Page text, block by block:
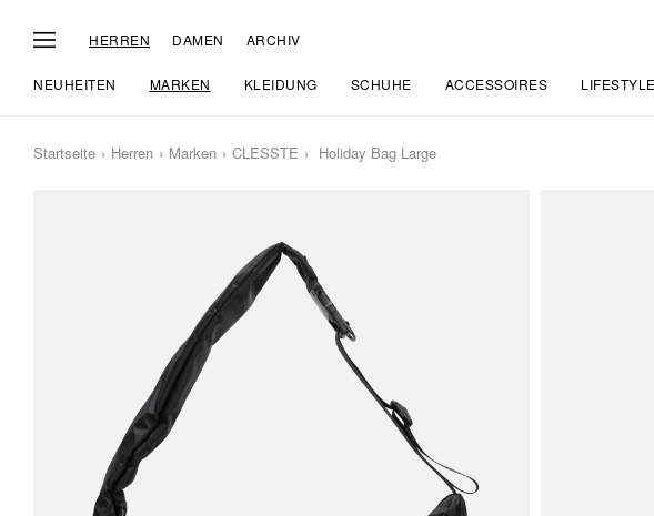
HERREN DAMEN ARCHIV
NEUHEITEN MARKEN KLEIDUNG SCHUHE ACCESSOIRES LIFESTYLE
Startseite Herren Marken CLESSTE Holiday Bag Large